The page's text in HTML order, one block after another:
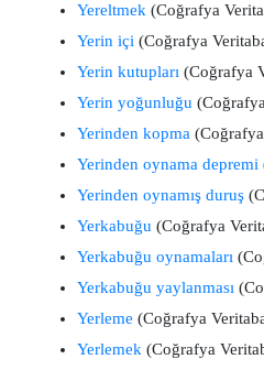
Yereltmek (Coğrafya
Yerin içi (Coğrafya
Yerin kutupları (Coğrafya
Yerin yoğunluğu
Yerinden kopma
Yerinden oynama depremi
Yerinden oynamış duruş
Yerkabuğu (Coğrafya
Yerkabuğu oynamaları
Yerkabuğu yaylanması
Yerleme (Coğrafya
Yerlemek (Coğrafya